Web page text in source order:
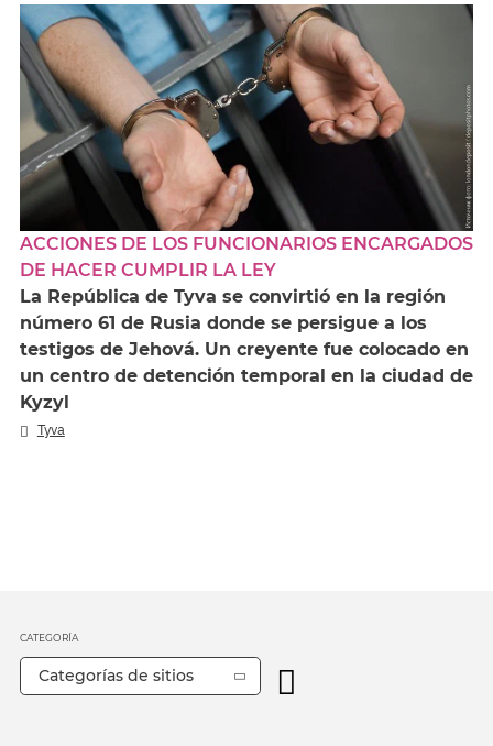
ACCIONES DE LOS FUNCIONARIOS ENCARGADOS
DE HACER CUMPLIR LA LEY
La República de Tyva se convirtió en la región
número 61 de Rusia donde se persigue a los
testigos de Jehová. Un creyente fue colocado en
un centro de detención temporal en la ciudad de
Kyzyl
Tyva
CATEGORÍA
Categorías de sitios